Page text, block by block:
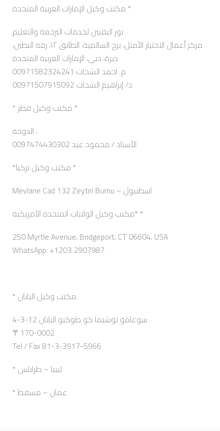
مكتب وكيل الإمارات العربية المتحدة *
نور اليقيين لخدمات الترجمة والتعليم
مركز أعمال الاختيار الأمثل، برج السالمية، الطابق ١٢، رقة البطين،
ديرة، دبي، الإمارات العربية المتحدة
م. احمد الشحات 00971582324241
د/ إبراهيم الشحات 00971507915092
* مكتب وكيل قطر *
الدوحة ،
0097474430302 الأستاذ / محمود عيد
*مكتب وكيل تركيا *
Mevlane Cad 132 Zeytin Burnu – اسطنبول
مكتب وكيل الولايات المتحدة الأمريكية* *
250 Myrtle Avenue، Bridgeport، CT 06604، USA
WhatsApp: +1203 2907987
* مكتب وكيل اليابان
4-3-12 سوغامو توشيما كو طوكيو اليابان
〒170-0002
Tel / Fax 81-3-3917-5966
* ليبيا – طرابلس
* عمان – مسقط